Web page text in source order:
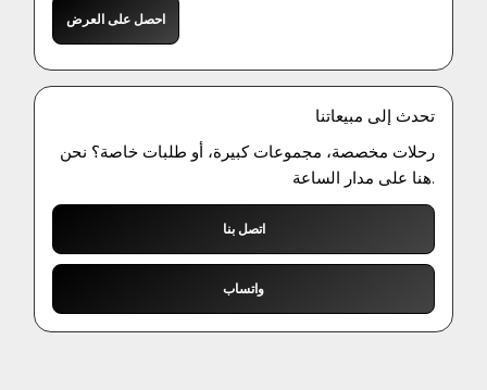
احصل على العرض
تحدث إلى مبيعاتنا
رحلات مخصصة، مجموعات كبيرة، أو طلبات خاصة؟ نحن
هنا على مدار الساعة.
اتصل بنا
واتساب